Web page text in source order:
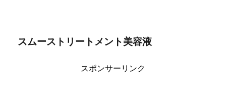
スムーストリートメント美容液
スポンサーリンク